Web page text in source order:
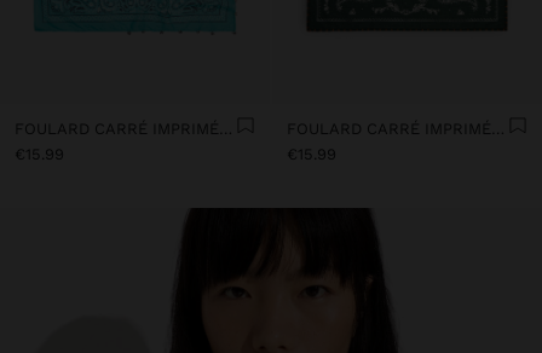
FOULARD CARRÉ IMPRIMÉ EN COTON AVEC CHARMS
€15.99
FOULARD CARRÉ IMPRIMÉ DE COTON
€15.99